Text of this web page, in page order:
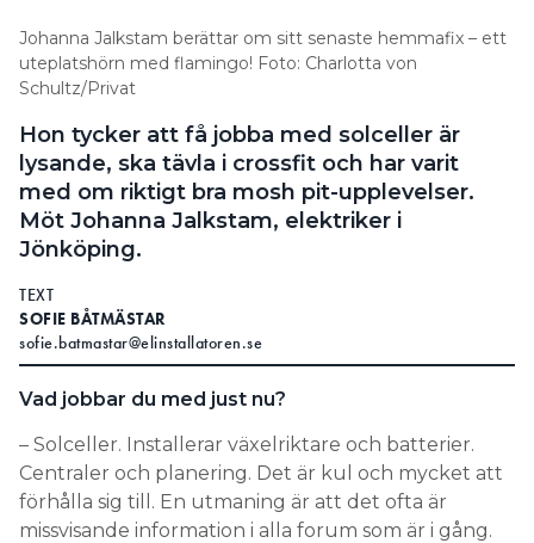
Lediga jobb
Annonsera
Läs E-tidningen
Om tidningen
Kontakt
Search for:
SEARCH
Johanna Jalkstam berättar om sitt senaste hemmafix – ett
uteplatshörn med flamingo! Foto: Charlotta von
Schultz/Privat
Hon tycker att få jobba med solceller är
lysande, ska tävla i crossfit och har varit
med om riktigt bra mosh pit-upplevelser.
Möt Johanna Jalkstam, elektriker i
Jönköping.
TEXT
SOFIE BÅTMÄSTAR
sofie.batmastar@elinstallatoren.se
Vad jobbar du med just nu?
– Solceller. Installerar växelriktare och batterier.
Centraler och planering. Det är kul och mycket att
förhålla sig till. En utmaning är att det ofta är
missvisande information i alla forum som är i gång.